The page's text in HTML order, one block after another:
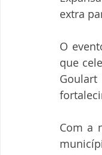
extra
O
que
Com a